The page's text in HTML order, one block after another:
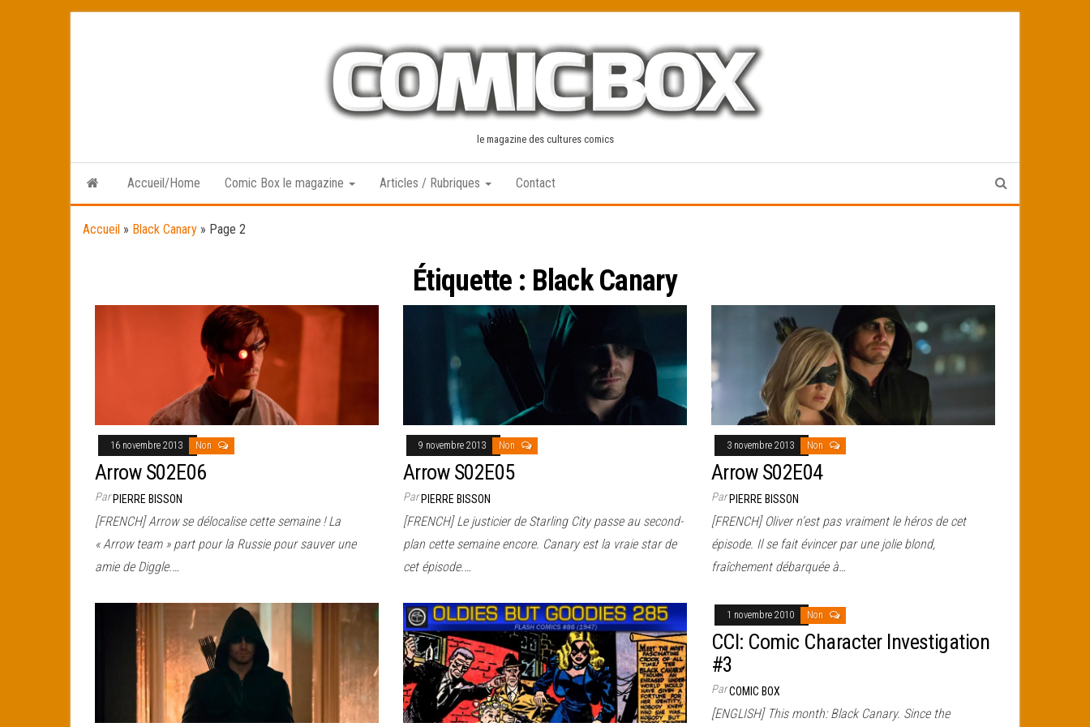
le magazine des cultures comics
Accueil/Home Comic Box le magazine Articles / Rubriques Contact
Accueil » Black Canary » Page 2
Étiquette : Black Canary
16 novembre 2013 Non
Arrow S02E06
ParPIERRE BISSON
[FRENCH] Arrow se délocalise cette semaine ! La
« Arrow team » part pour la Russie pour sauver une
amie de Diggle.…
9 novembre 2013 Non
Arrow S02E05
ParPIERRE BISSON
[FRENCH] Le justicier de Starling City passe au second-
plan cette semaine encore. Canary est la vraie star de
cet épisode.…
3 novembre 2013 Non
Arrow S02E04
ParPIERRE BISSON
[FRENCH] Oliver n’est pas vraiment le héros de cet
épisode. Il se fait évincer par une jolie blond,
fraîchement débarquée à…
1 novembre 2010 Non
CCI: Comic Character Investigation
#3
ParCOMIC BOX
[ENGLISH] This month: Black Canary. Since the